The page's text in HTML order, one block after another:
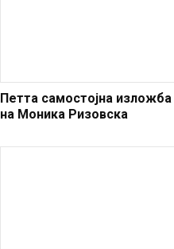
Петта самостојна изложба
на Моника Ризовска